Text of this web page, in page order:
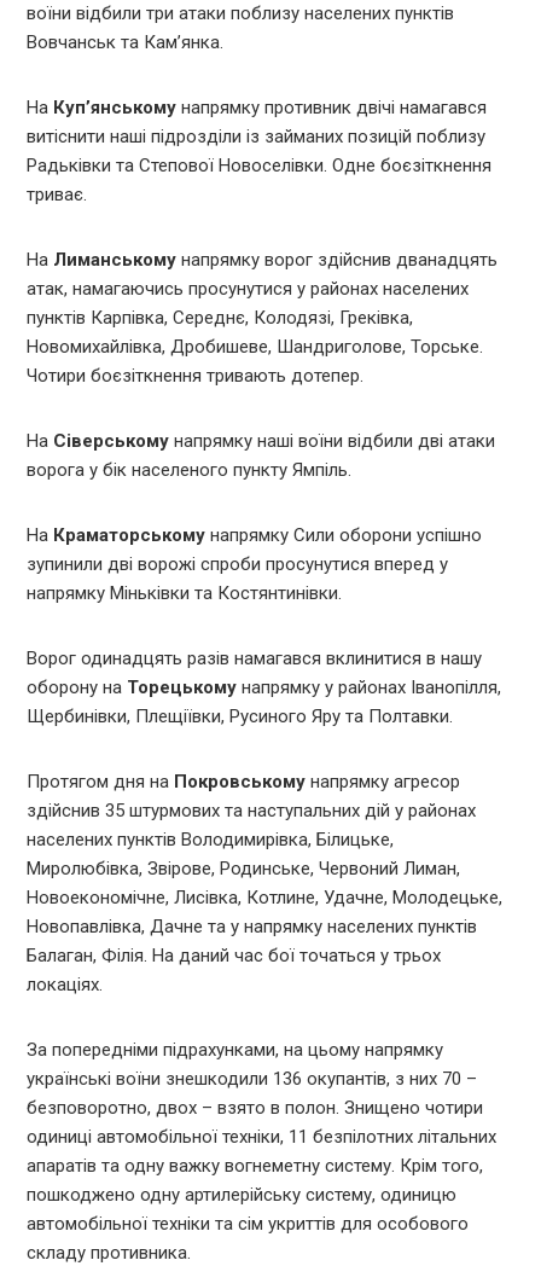
воїни відбили три атаки поблизу населених пунктів
Вовчанськ та Кам’янка.
На Куп’янському напрямку противник двічі намагався
витіснити наші підрозділи із займаних позицій поблизу
Радьківки та Степової Новоселівки. Одне боєзіткнення
триває.
На Лиманському напрямку ворог здійснив дванадцять
атак, намагаючись просунутися у районах населених
пунктів Карпівка, Середнє, Колодязі, Греківка,
Новомихайлівка, Дробишеве, Шандриголове, Торське.
Чотири боєзіткнення тривають дотепер.
На Сіверському напрямку наші воїни відбили дві атаки
ворога у бік населеного пункту Ямпіль.
На Краматорському напрямку Сили оборони успішно
зупинили дві ворожі спроби просунутися вперед у
напрямку Міньківки та Костянтинівки.
Ворог одинадцять разів намагався вклинитися в нашу
оборону на Торецькому напрямку у районах Іванопілля,
Щербинівки, Плещіївки, Русиного Яру та Полтавки.
Протягом дня на Покровському напрямку агресор
здійснив 35 штурмових та наступальних дій у районах
населених пунктів Володимирівка, Білицьке,
Миролюбівка, Звірове, Родинське, Червоний Лиман,
Новоекономічне, Лисівка, Котлине, Удачне, Молодецьке,
Новопавлівка, Дачне та у напрямку населених пунктів
Балаган, Філія. На даний час бої точаться у трьох
локаціях.
За попередніми підрахунками, на цьому напрямку
українські воїни знешкодили 136 окупантів, з них 70 –
безповоротно, двох – взято в полон. Знищено чотири
одиниці автомобільної техніки, 11 безпілотних літальних
апаратів та одну важку вогнеметну систему. Крім того,
пошкоджено одну артилерійську систему, одиницю
автомобільної техніки та сім укриттів для особового
складу противника.